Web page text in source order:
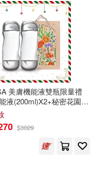
章(19)
美膚機能液雙瓶限量禮
液(200ml)X2+秘密花園品
袋]-保養獻禮組-國際航空
$3029